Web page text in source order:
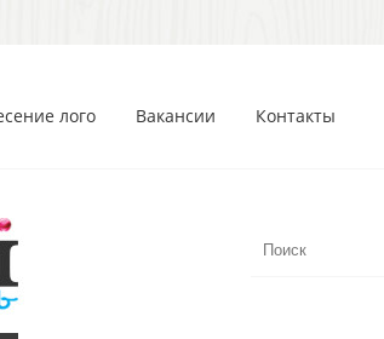
лого Вакансии Контакты